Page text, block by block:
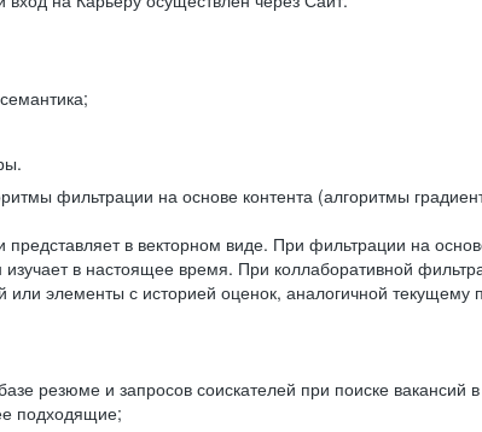
фильтрации на основе контента (алгоритмы
в векторном виде. При фильтрации на
в настоящее время. При коллаборативной
элементы с историей оценок, аналогичной текущему
резюме и запросов соискателей при поиске вакансий
подходящие;